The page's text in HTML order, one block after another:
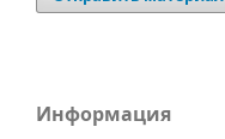
Информация